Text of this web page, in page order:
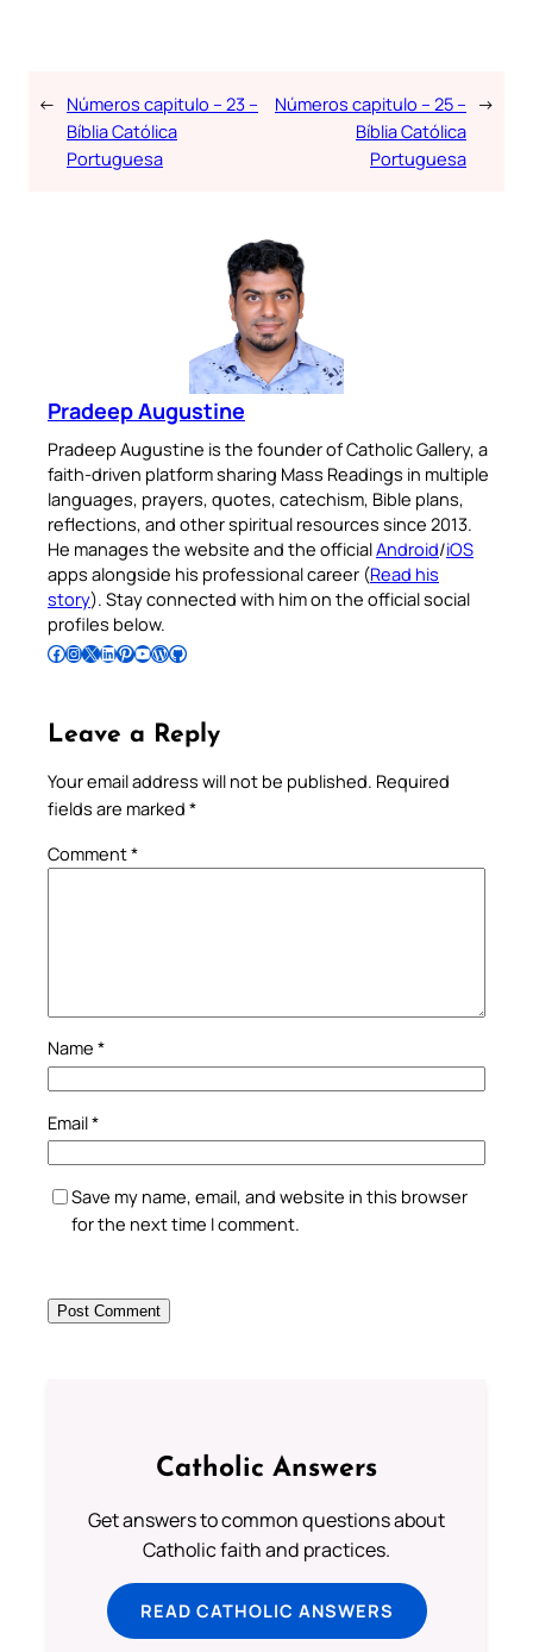
← Números capitulo – 23 –
Bíblia Católica
Portuguesa
Números capitulo – 25 –
Bíblia Católica
Portuguesa
→
Pradeep Augustine
Pradeep Augustine is the founder of Catholic Gallery, a
faith-driven platform sharing Mass Readings in multiple
languages, prayers, quotes, catechism, Bible plans,
reflections, and other spiritual resources since 2013.
He manages the website and the officialAndroid/iOS
apps alongside his professional career (Read his
story). Stay connected with him on the official social
profiles below.
Follow Pradeep on Facebook Follow Pradeep on InstagramFollow Pradeep on X Follow Pradeep on LinkedIn Follow Pradeep on Pinterest Subscribe to Pradeep’s Youtube Channel Follow Pradeep on WordPress Follow Pradeep on GitHub
Leave a Reply
Your email address will not be published. Required
fields are marked *
Comment*
Name *
Email*
Save my name, email, and website in this browser
for the next time I comment.
Catholic Answers
Get answers to common questions about
Catholic faith and practices.
READ CATHOLIC ANSWERS